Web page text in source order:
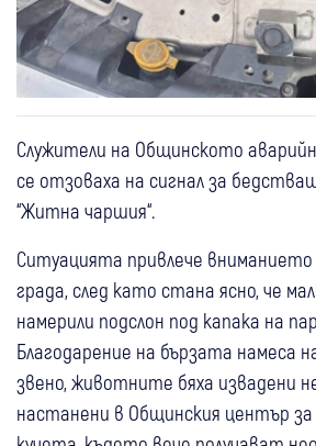
Служители на Общинското
се отзоваха на сигнал за
“Житна чаршия“.
Ситуацията привлече
града, след като стана ясно, че
намерили подслон под капака на
Благодарение на бързата намеса
звено, животните бяха извадени
настанени в Общинския център